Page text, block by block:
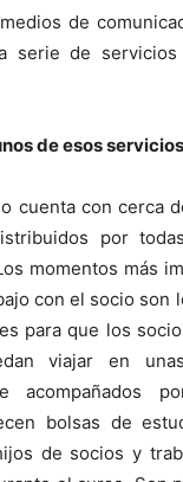
de
serie de
de esos
cuenta con cerca
por
momentos más
con el socio son
para que los
viajar en
acompañados
bolsas de
de socios y